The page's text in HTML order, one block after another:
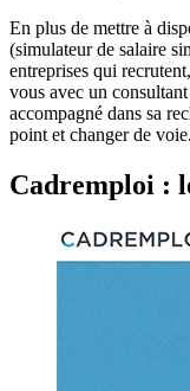
En plus de mettre à
(simulateur de salaire
entreprises qui
vous avec un
accompagné dans sa
point et changer de voie.
Cadremploi :